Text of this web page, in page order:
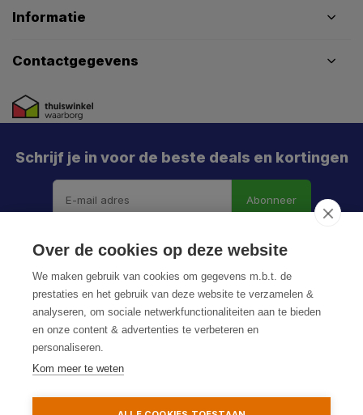
Informatie
Contactgegevens
Schrijf je in voor de beste deals en kortingen
Abonneer
Privacy Policy
Over de cookies op deze website
We maken gebruik van cookies om gegevens m.b.t. de
prestaties en het gebruik van deze website te verzamelen &
analyseren, om sociale netwerkfunctionaliteiten aan te bieden
en onze content & advertenties te verbeteren en
personaliseren.
Kom meer te weten
Meld je aan en mis geen enkele actie, aanbieding
of nieuwe deal meer. Én je krijgt direct €5 korting!